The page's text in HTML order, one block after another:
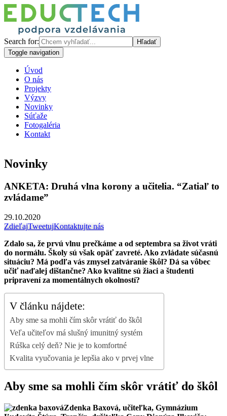
Search for:
Toggle navigation
Úvod
O nás
Projekty
Výzvy
Novinky
Súťaže
Fotogaléria
Kontakt
Novinky
ANKETA: Druhá vlna korony a učitelia. “Zatiaľ to
zvládame”
29.10.2020
ZdieľajTweetujKontaktujte nás
Zdalo sa, že prvú vlnu prečkáme a od septembra sa život vráti
do normálu. Školy sú však opäť zavreté. Ako zvládate súčasnú
situáciu? Má podľa vás zmysel zatváranie škôl? Dá sa vôbec
učiť naďalej dištančne? Ako kvalitne sú žiaci a študenti
pripravení za momentálnych okolností?
V článku nájdete:
Aby sme sa mohli čím skôr vrátiť do škôl
Veľa učiteľov má slušný imunitný systém
Rúška celý deň? Nie je to komfortné
Kvalita vyučovania je lepšia ako v prvej vlne
Aby sme sa mohli čím skôr vrátiť do škôl
Zdenka Baxová, učiteľka, Gymnázium